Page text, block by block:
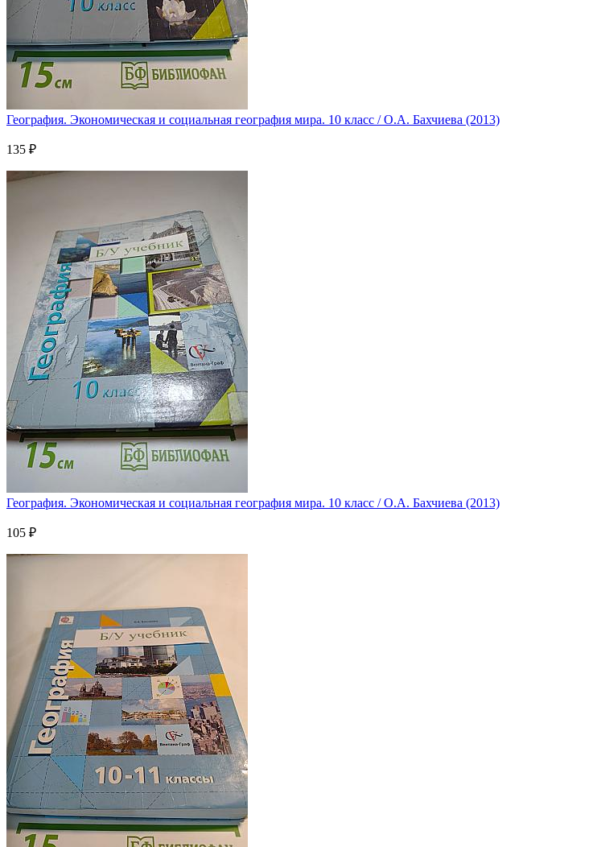
География. Экономическая и социальная география мира. 10 класс / О.А. Бахчиева (2013)
135 ₽
География. Экономическая и социальная география мира. 10 класс / О.А. Бахчиева (2013)
105 ₽